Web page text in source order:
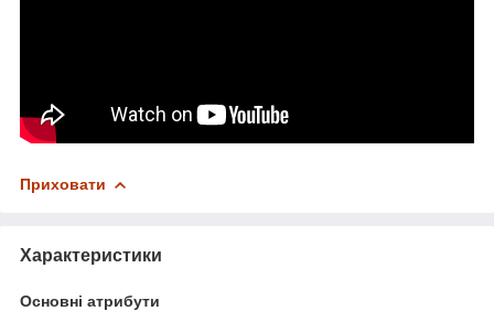
Приховати
Характеристики
Основні атрибути